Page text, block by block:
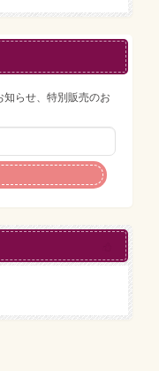
知らせ、特別販売のお